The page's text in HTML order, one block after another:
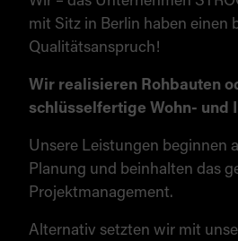
mit Sitz in Berlin haben einen
Qualitätsanspruch!
Wir realisieren Rohbauten
schlüsselfertige Wohn- und
Unsere Leistungen beginnen
Planung und beinhalten das
Projektmanagement.
Alternativ setzten wir mit